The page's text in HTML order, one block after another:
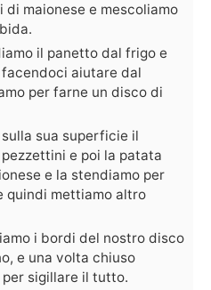
di maionese e mescoliamo
il panetto dal frigo e
aiutare dal
per farne un disco di
sua superficie il
e poi la patata
e la stendiamo per
quindi mettiamo altro
i bordi del nostro disco
e una volta chiuso
sigillare il tutto.